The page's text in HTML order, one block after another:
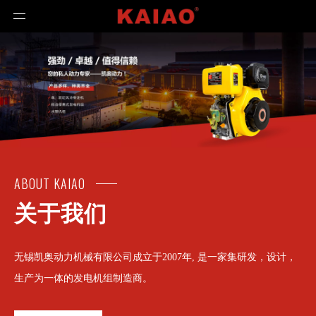
ABOUT KAIAO
关于我们
无锡凯奥动力机械有限公司成立于2007年, 是一家集研发，设计，
生产为一体的发电机组制造商。